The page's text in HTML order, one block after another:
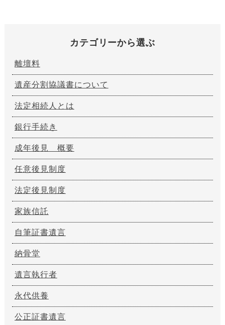
カテゴリーから選ぶ
離壇料
遺産分割協議書について
法定相続人とは
銀行手続き
成年後見 概要
任意後見制度
法定後見制度
家族信託
自筆証書遺言
納骨堂
遺言執行者
永代供養
公正証書遺言